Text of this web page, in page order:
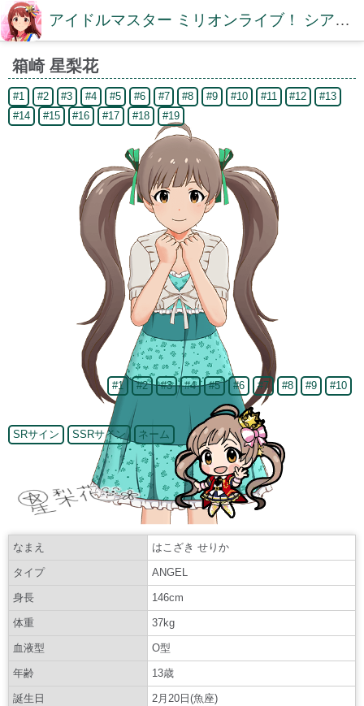
アイドルマスター ミリオンライブ！ シアターデイズDB【ミリシタDB】
箱崎 星梨花
#1 #2 #3 #4 #5 #6 #7 #8 #9 #10 #11 #12
#13
#14
#15 #16 #17 #18 #19
#1 #2 #3 #4 #5 #6 #7 #8 #9 #10
SRサイン SSRサイン ネーム
なまえ はこざき せりか
タイプ ANGEL
身長 146cm
体重 37kg
血液型 O型
年齢 13歳
誕生日 2月20日(魚座)